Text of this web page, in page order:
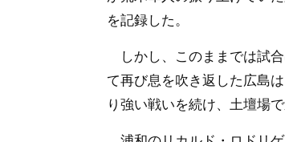
を記録した。
しかし、このままでは試
て再び息を吹き返した広島
り強い戦いを続け、土壇場